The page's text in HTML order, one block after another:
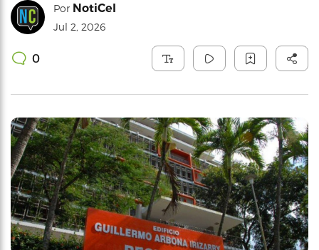
Por NotiCel
Jul 2, 2026
0